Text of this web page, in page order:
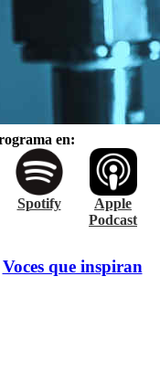
en:
Spotify
Apple
Podcast
Voces que inspiran